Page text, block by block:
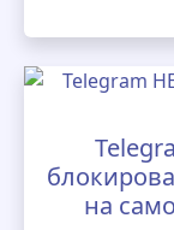
на